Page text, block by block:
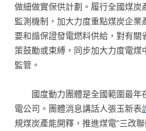
做細做實保供計劃。履行全國煤
監測機制，加大力度重點煤炭企業
要和諧保證發電燃料供給，對有
策鼓勵或束縛，同步加大力度電煤
監管。
國度動力團體是全國範圍最
電公司。團體消息講話人張玉新表
規煤炭產能開釋，推進煤電“三改